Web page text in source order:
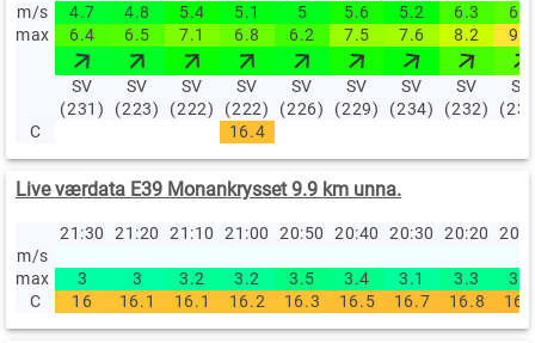
m/s
4.7 4.8 5.4 5.1 5 5.6 5.2 6.3
6.6
max
6.4 6.5 7.1 6.8 6.2 7.5 7.6 8.2 9.4
SV
(231)
SV
(223)
SV
(222)
SV
(222)
SV
(226)
SV
(229)
SV
(234)
SV
(232)
SV
C
16.4
Live værdata E39 Monankrysset 9.9 km unna.
21:30 21:20 21:10 21:00 20:50 20:40 20:30 20:20
m/s
max
3 3 3.2 3.2 3.5 3.4 3.1 3.3
3.3
C
16 16.1 16.1 16.2 16.3 16.5 16.7 16.8